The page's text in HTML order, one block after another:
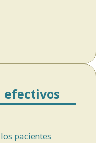
efectivos
pacientes